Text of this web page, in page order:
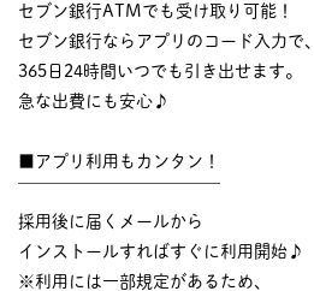
セブン銀行ATMでも受け取り可能！
セブン銀行ならアプリのコード入力で、
365日24時間いつでも引き出せます。
急な出費にも安心♪
■アプリ利用もカンタン！
採用後に届くメールから
インストールすればすぐに利用開始♪
※利用には一部規定があるため、